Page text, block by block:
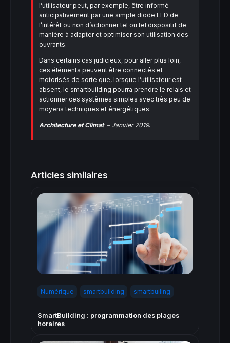
l’utilisateur peut, par exemple, être informé
anticipativement par une simple diode LED de
l’intérêt ou non d’actionner tel ou tel dispositif de
manière à adapter et optimiser son utilisation des
ouvrants.
Dans certains cas judicieux, pour aller plus loin,
ces éléments peuvent être connectés et
motorisés de sorte que, lorsque l’utilisateur est
absent, le smartbuilding pourra prendre le relais et
actionner ces systèmes simples avec très peu de
moyens techniques et énergétiques.
Architecture et Climat – Janvier 2019.
Articles similaires
Numérique smartbuilding smartbuiling
SmartBuilding : programmation des plages
horaires